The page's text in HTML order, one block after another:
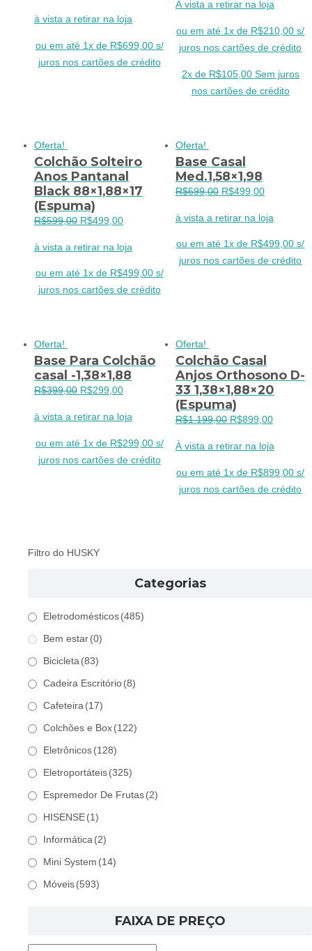
original
era:
R$899,00.
atual
é:
R$699,00.
à vista a retirar na loja
ou em até 1x de R$699,00 s/
juros nos cartões de crédito
original
era:
R$299,00.
atual
é:
R$210,00.
À vista a retirar na loja
ou em até 1x de R$210,00 s/
juros nos cartões de crédito
2x de R$105,00 Sem juros
nos cartões de crédito
Oferta!
Colchão Solteiro
Anos Pantanal
Black 88×1,88×17
(Espuma)
R$599,00 O
original
era:
R$599,00.
R$499,00O
atual
é:
R$499,00.
à vista a retirar na loja
ou em até 1x de R$499,00 s/
juros nos cartões de crédito
Oferta!
Base Casal
Med.1,58×1,98
R$699,00 O
original
era:
R$699,00.
R$499,00O
atual
é:
R$499,00.
à vista a retirar na loja
ou em até 1x de R$499,00 s/
juros nos cartões de crédito
Oferta!
Base Para Colchão
casal -1,38×1,88
R$399,00 O
original
era:
R$399,00.
R$299,00O
atual
é:
R$299,00.
à vista a retirar na loja
ou em até 1x de R$299,00 s/
juros nos cartões de crédito
Oferta!
Colchão Casal
Anjos Orthosono D-
33 1,38×1,88×20
(Espuma)
R$1.199,00 O
original
era:
R$1.199,00.
R$899,00O
atual
é:
À vista a retirar na loja
ou em até 1x de R$899,00 s/
juros nos cartões de crédito
Filtro do HUSKY
Categorias
Eletrodomésticos (485)
Bem estar (0)
Bicicleta (83)
Cadeira Escritório (8)
Cafeteira (17)
Colchões e Box (122)
Eletrônicos (128)
Eletroportáteis (325)
Espremedor De Frutas (2)
HISENSE (1)
Informática (2)
Mini System (14)
Móveis (593)
FAIXA DE PREÇO